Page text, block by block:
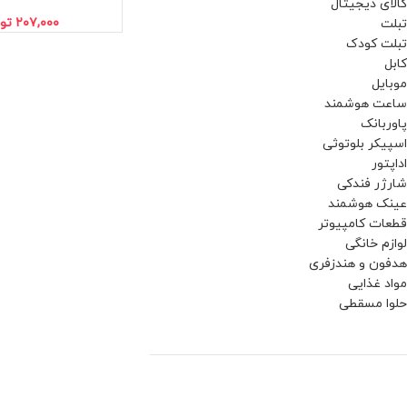
کالای دیجیتال
تبلت
تبلت کودک
کابل
موبایل
ساعت هوشمند
پاوربانک
اسپیکر بلوتوثی
اداپتور
شارژر فندکی
عینک هوشمند
قطعات کامپیوتر
لوازم خانگی
هدفون و هندزفری
مواد غذایی
حلوا مسقطی
۲۰۷,۰۰۰